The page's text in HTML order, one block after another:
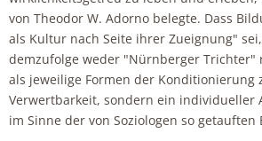
von Theodor W. Adorno belegte. Dass
als Kultur nach Seite ihrer Zueignung"
demzufolge weder "Nürnberger Trichter"
als jeweilige Formen der Konditionierung
Verwertbarkeit, sondern ein individueller
im Sinne der von Soziologen so getauften